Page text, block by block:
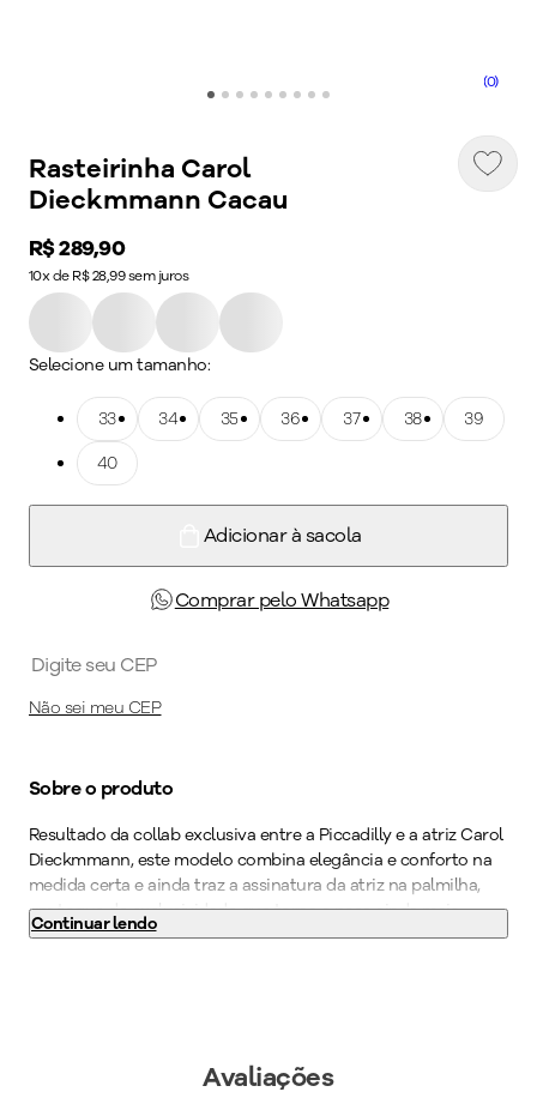
(0)
Rasteirinha Carol
Dieckmmann Cacau
Price:
R$ 289,90
10x de R$ 28,99 sem juros
Selecione um tamanho:
Tamanho: 33
33Tamanho: 34
34Tamanho: 35
35Tamanho: 36
36Tamanho: 37
37Tamanho: 38
38Tamanho: 39
39
Tamanho: 40
40
Adicionar à sacola
Comprar pelo Whatsapp
Não sei meu CEP
Sobre o produto
Resultado da collab exclusiva entre a Piccadilly e a atriz Carol
Dieckmmann, este modelo combina elegância e conforto na
medida certa e ainda traz a assinatura da atriz na palmilha,
um toque de exclusividade que torna a peça ainda mais
especial.
pé e em todo o solado, criando um visual sofisticado e com
toque fashion que transforma qualquer produção básica em
Continuar lendo
Avaliações